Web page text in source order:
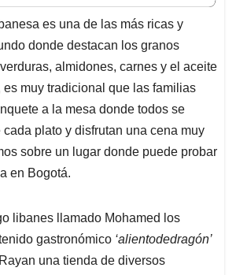
k
e
d
I
n
i
l
e
a
d
s
es una de las más ricas y
donde destacan los granos
almidones, carnes y el aceite
es muy tradicional que las familias
a la mesa donde todos se
plato y disfrutan una cena muy
sobre un lugar donde puede probar
en Bogotá.
libanes llamado Mohamed los
gastronómico ‘alientodedragón’
una tienda de diversos